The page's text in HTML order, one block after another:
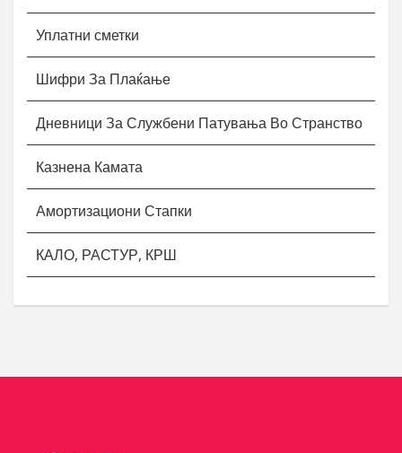
Уплатни сметки
Шифри За Плаќање
Дневници За Службени Патувања Во Странство
Казнена Камата
Амортизациони Стапки
КАЛО, РАСТУР, КРШ